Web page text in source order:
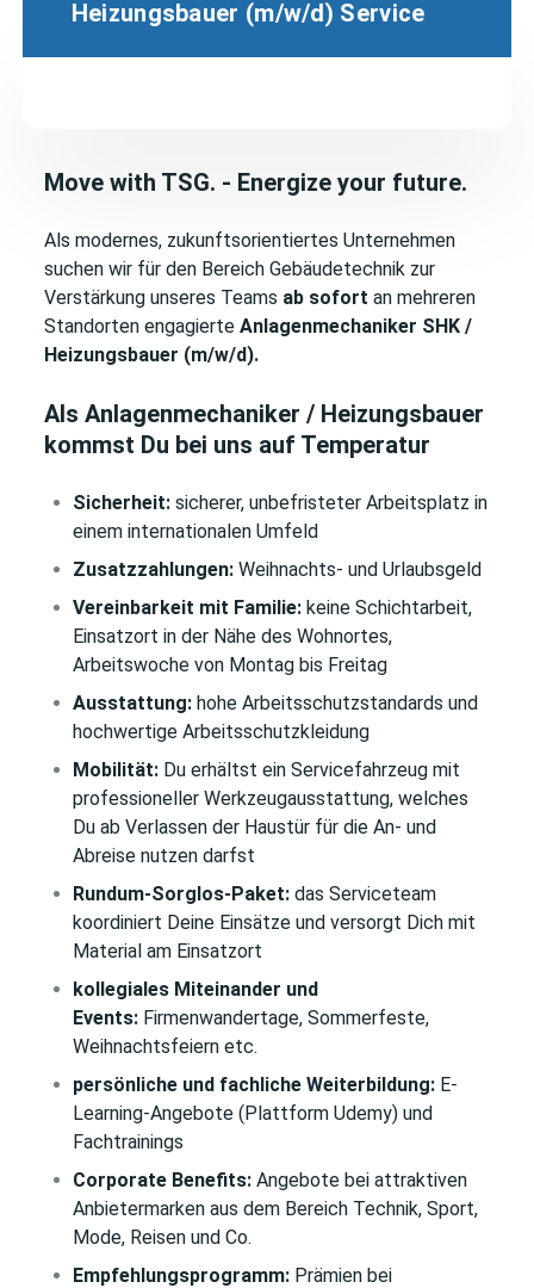
Heizungsbauer (m/w/d) Service
Move with TSG. - Energize your future.
Als modernes, zukunftsorientiertes Unternehmen
suchen wir für den Bereich Gebäudetechnik zur
Verstärkung unseres Teams ab sofort an mehreren
Standorten engagierteAnlagenmechaniker SHK /
Heizungsbauer (m/w/d).
Als Anlagenmechaniker / Heizungsbauer
kommst Du bei uns auf Temperatur
Sicherheit: sicherer, unbefristeter Arbeitsplatz in
einem internationalen Umfeld
Zusatzzahlungen: Weihnachts- und Urlaubsgeld
Vereinbarkeit mit Familie: keine Schichtarbeit,
Einsatzort in der Nähe des Wohnortes,
Arbeitswoche von Montag bis Freitag
Ausstattung: hohe Arbeitsschutzstandards und
hochwertige Arbeitsschutzkleidung
Mobilität: Du erhältst ein Servicefahrzeug mit
professioneller Werkzeugausstattung, welches
Du ab Verlassen der Haustür für die An- und
Abreise nutzen darfst
Rundum-Sorglos-Paket: das Serviceteam
koordiniert Deine Einsätze und versorgt Dich mit
Material am Einsatzort
kollegiales Miteinander und
Events: Firmenwandertage, Sommerfeste,
Weihnachtsfeiern etc.
persönliche und fachliche Weiterbildung: E-
Learning-Angebote (Plattform Udemy) und
Fachtrainings
Corporate Benefits:Angebote bei attraktiven
Anbietermarken aus dem Bereich Technik, Sport,
Mode, Reisen und Co.
Empfehlungsprogramm: Prämien bei